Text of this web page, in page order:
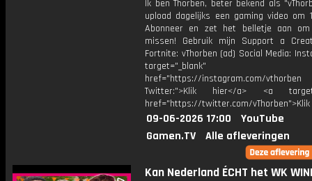
Ik ben Thorben, beter bekend als
upload dagelijks een gaming video om
Abonneer en zet het belletje aan
missen! Gebruik mijn Support a
Fortnite: vThorben (ad) Social Media:
target="_blank"
href="https://instagram.com/vthorben
Twitter:">Klik hier</a> <a
href="https://twitter.com/
09-06-2026 17:00
YouTube
Gamen.TV
Alle afleveringen
Kan Nederland ÉCHT het WK